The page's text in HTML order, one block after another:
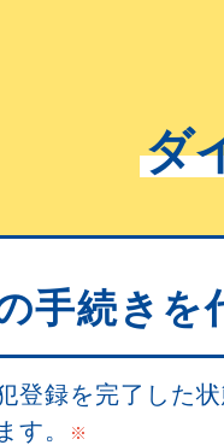
ダ
手続きを
登録を完了した
す。
※